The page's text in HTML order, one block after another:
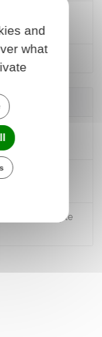
et
matière
sur le
dans un couple
and
what